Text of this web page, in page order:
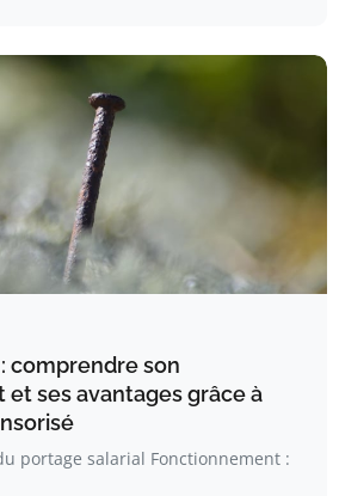
comprendre son
ses avantages grâce à
portage salarial Fonctionnement :